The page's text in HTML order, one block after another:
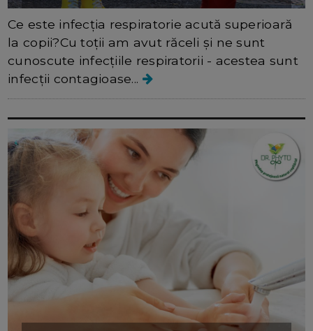
Ce este infecția respiratorie acută superioară
la copii?Cu toții am avut răceli și ne sunt
cunoscute infecțiile respiratorii - acestea sunt
infecții contagioase...